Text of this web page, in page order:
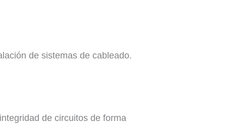
de sistemas de cableado.
de circuitos de forma